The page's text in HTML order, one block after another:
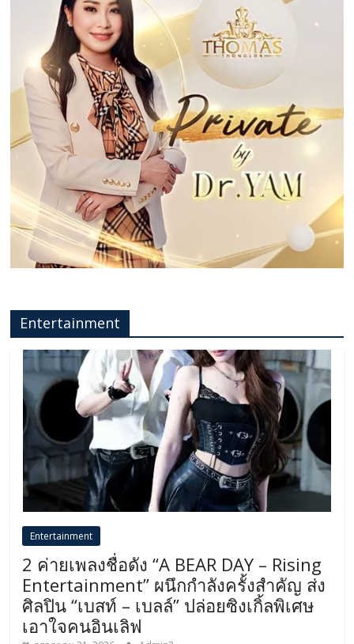
Entertainment
Entertainment
2 ค่ายเพลงชื่อดัง “A BEAR DAY – Rising
Entertainment” ผนึกกำลังครั้งสำคัญ ส่ง
ศิลปิน “เบสท์ – เบลล์” ปล่อยซิงเกิ้ลพิเศษ
เอาใจคนอินเลิฟ